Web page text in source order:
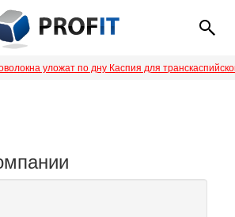
уложат по дну Каспия для